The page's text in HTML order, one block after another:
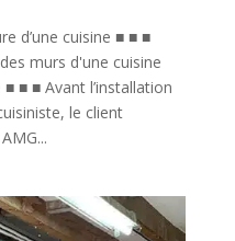
d’une cuisine ■ ■ ■
murs d'une cuisine
■ ■ Avant l’installation
le client